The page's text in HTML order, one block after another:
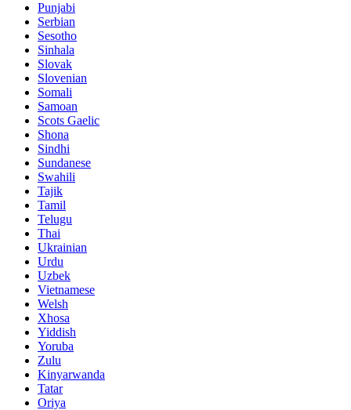
Punjabi
Serbian
Sesotho
Sinhala
Slovak
Slovenian
Somali
Samoan
Scots Gaelic
Shona
Sindhi
Sundanese
Swahili
Tajik
Tamil
Telugu
Thai
Ukrainian
Urdu
Uzbek
Vietnamese
Welsh
Xhosa
Yiddish
Yoruba
Zulu
Kinyarwanda
Tatar
Oriya